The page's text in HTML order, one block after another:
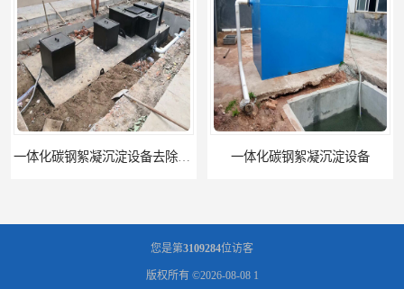
一体化碳钢絮凝沉淀设备
您是第3109284位访客
版权所有 ©2026-08-08 1